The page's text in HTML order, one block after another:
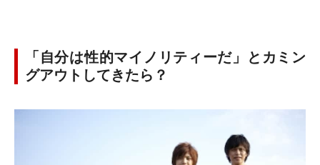
「自分は性的マイノリティーだ」とカミン
グアウトしてきたら？